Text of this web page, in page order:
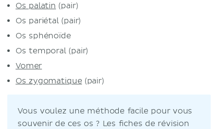
Os palatin (pair)
Os pariétal (pair)
Os sphénoïde
Os temporal (pair)
Vomer
Os zygomatique (pair)
Vous voulez une méthode facile pour vous
souvenir de ces os ? Les fiches de révision